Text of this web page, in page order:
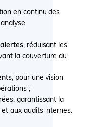
en continu des
, réduisant les
la couverture du
, pour une vision
;
garantissant la
aux audits internes.